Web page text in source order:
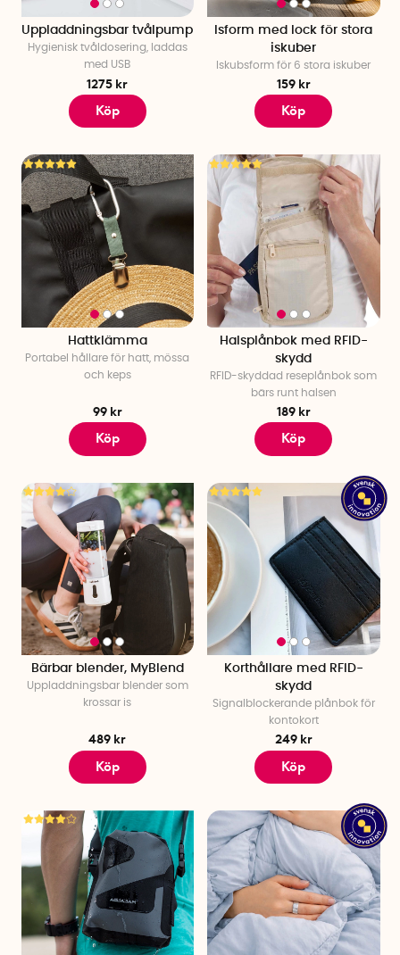
Uppladdningsbar tvålpump
Hygienisk tvåldosering, laddas
med USB
1275 kr
Köp
Isform med lock för stora
iskuber
Iskubsform för 6 stora iskuber
159 kr
Köp
Hattklämma
Portabel hållare för hatt, mössa
och keps
99 kr
Köp
Halsplånbok med RFID-
skydd
RFID-skyddad reseplånbok som
bärs runt halsen
189 kr
Köp
Bärbar blender, MyBlend
Uppladdningsbar blender som
krossar is
489 kr
Köp
Korthållare med RFID-
skydd
Signalblockerande plånbok för
kontokort
249 kr
Köp